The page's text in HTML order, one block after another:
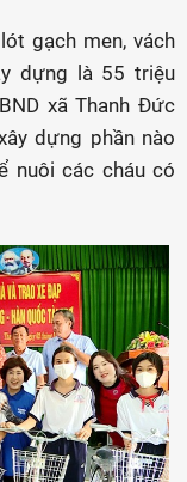
gạch men, vách
dựng là 55 triệu
xã Thanh Đức
dựng phần nào
nuôi các cháu có